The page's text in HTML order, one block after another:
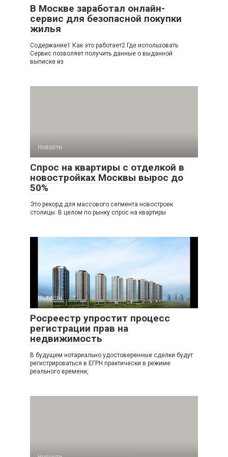
В Москве заработал онлайн-
сервис для безопасной покупки
жилья
Содержание1 Как это работает2 Где использовать
Сервис позволяет получить данные о выданной
выписке из
Новости
Спрос на квартиры с отделкой в
новостройках Москвы вырос до
50%
Это рекорд для массового сегмента новостроек
столицы. В целом по рынку спрос на квартиры
Новости
Росреестр упростит процесс
регистрации прав на
недвижимость
В будущем нотариально удостоверенные сделки будут
регистрироваться в ЕГРН практически в режиме
реального времени,